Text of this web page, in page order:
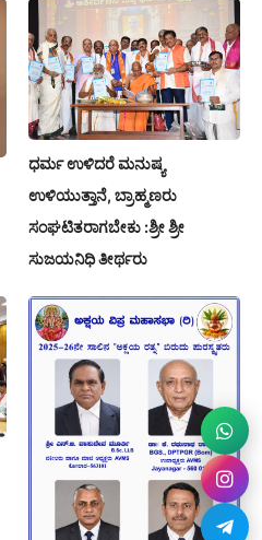
ಧರ್ಮ ಉಳಿದರೆ ಮನುಷ್ಯ
ಉಳಿಯುತ್ತಾನೆ, ಬ್ರಾಹ್ಮಣರು
ಸಂಘಟಿತರಾಗಬೇಕು :ಶ್ರೀ ಶ್ರೀ
ಸುಜಯನಿಧಿ ತೀರ್ಥರು